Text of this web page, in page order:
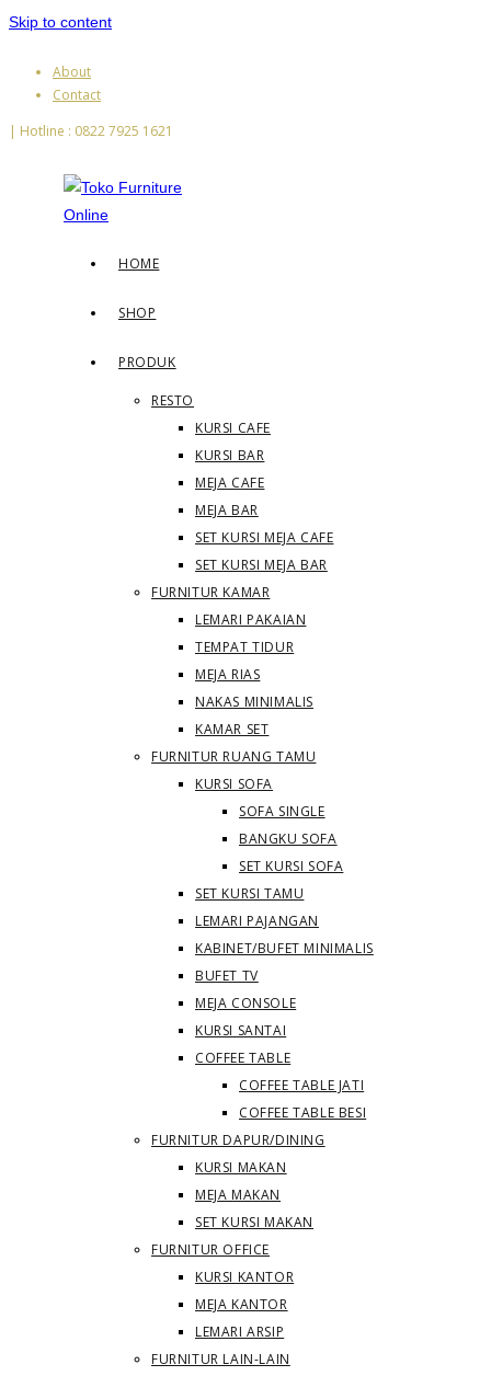
Skip to content
About
Contact
| Hotline : 0822 7925 1621
HOME
SHOP
PRODUK
RESTO
KURSI CAFE
KURSI BAR
MEJA CAFE
MEJA BAR
SET KURSI MEJA CAFE
SET KURSI MEJA BAR
FURNITUR KAMAR
LEMARI PAKAIAN
TEMPAT TIDUR
MEJA RIAS
NAKAS MINIMALIS
KAMAR SET
FURNITUR RUANG TAMU
KURSI SOFA
SOFA SINGLE
BANGKU SOFA
SET KURSI SOFA
SET KURSI TAMU
LEMARI PAJANGAN
KABINET/BUFET MINIMALIS
BUFET TV
MEJA CONSOLE
KURSI SANTAI
COFFEE TABLE
COFFEE TABLE JATI
COFFEE TABLE BESI
FURNITUR DAPUR/DINING
KURSI MAKAN
MEJA MAKAN
SET KURSI MAKAN
FURNITUR OFFICE
KURSI KANTOR
MEJA KANTOR
LEMARI ARSIP
FURNITUR LAIN-LAIN